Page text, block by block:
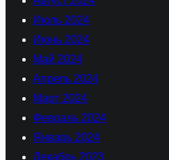
Июль 2024
Июнь 2024
Май 2024
Апрель 2024
Март 2024
Февраль 2024
Январь 2024
Декабрь 2023